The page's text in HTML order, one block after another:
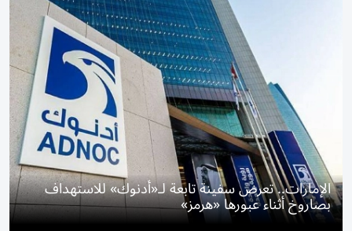
الإمارات.. تعرض سفينة تابعة لـ«أدنوك» للاستهداف
بصاروخ أثناء عبورها «هرمز»